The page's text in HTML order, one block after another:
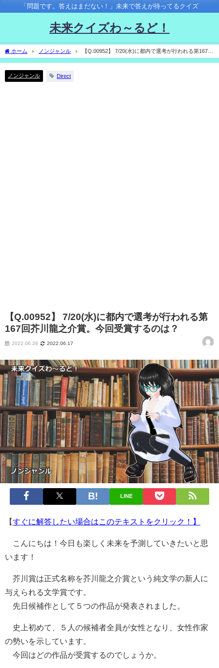
「問題です。答えはまだない！」未来で答えが待ってるクイズ
未来クイズわ～るど！
ホーム ノンジャンル
【Q.00952】 7/20(水)に都内で選考が行われる第167回
芥川龍之介賞。今回受賞するのは？
ノンジャンル Direct
【Q.00952】 7/20(水)に都内で選考が行われる第
167回芥川龍之介賞。今回受賞するのは？
2022.06.28 2022.06.17
LINE
【すぐに解答したい場合はこのテキストをクリック！】
こんにちは！今日も楽しく未来を予測していきたいと思
います！
芥川賞は正式名称を芥川龍之介賞という純文学の新人に
与えられる文学賞です。
先日候補作として５つの作品が発表されました。
史上初めて、５人の候補者全員が女性となり、女性作家
の勢いを示しています。
今回はどの作品が受賞するのでしょうか。